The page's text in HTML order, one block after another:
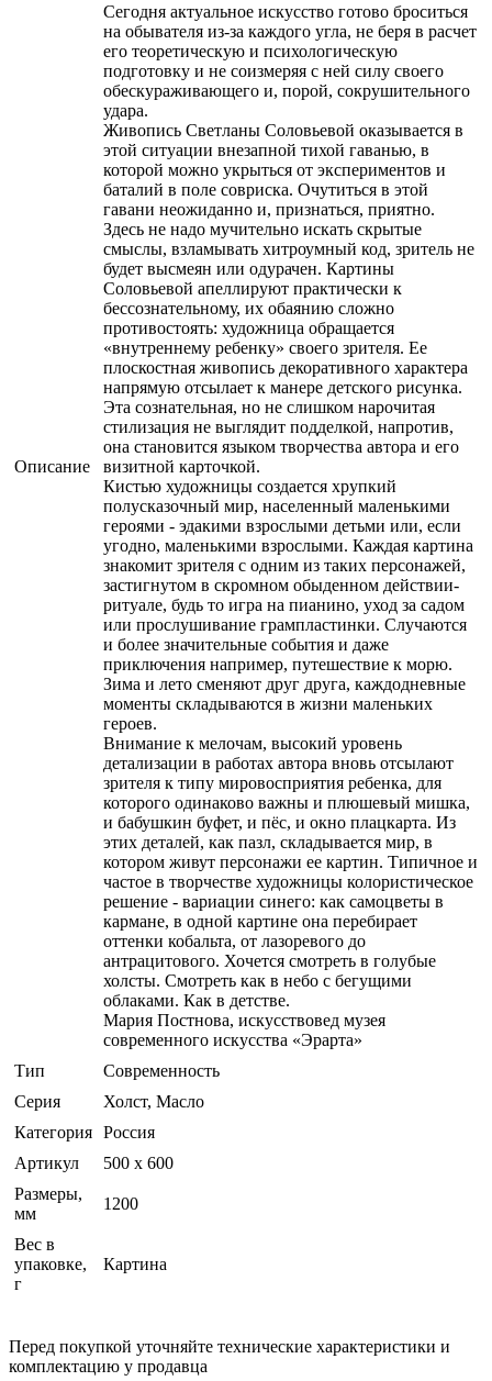
Описание
Сегодня актуальное искусство готово броситься
на обывателя из-за каждого угла, не беря в расчет
его теоретическую и психологическую
подготовку и не соизмеряя с ней силу своего
обескураживающего и, порой, сокрушительного
удара.
Живопись Светланы Соловьевой оказывается в
этой ситуации внезапной тихой гаванью, в
которой можно укрыться от экспериментов и
баталий в поле совриска. Очутиться в этой
гавани неожиданно и, признаться, приятно.
Здесь не надо мучительно искать скрытые
смыслы, взламывать хитроумный код, зритель не
будет высмеян или одурачен. Картины
Соловьевой апеллируют практически к
бессознательному, их обаянию сложно
противостоять: художница обращается
«внутреннему ребенку» своего зрителя. Ее
плоскостная живопись декоративного характера
напрямую отсылает к манере детского рисунка.
Эта сознательная, но не слишком нарочитая
стилизация не выглядит подделкой, напротив,
она становится языком творчества автора и его
визитной карточкой.
Кистью художницы создается хрупкий
полусказочный мир, населенный маленькими
героями - эдакими взрослыми детьми или, если
угодно, маленькими взрослыми. Каждая картина
знакомит зрителя с одним из таких персонажей,
застигнутом в скромном обыденном действии-
ритуале, будь то игра на пианино, уход за садом
или прослушивание грампластинки. Случаются
и более значительные события и даже
приключения например, путешествие к морю.
Зима и лето сменяют друг друга, каждодневные
моменты складываются в жизни маленьких
героев.
Внимание к мелочам, высокий уровень
детализации в работах автора вновь отсылают
зрителя к типу мировосприятия ребенка, для
которого одинаково важны и плюшевый мишка,
и бабушкин буфет, и пёс, и окно плацкарта. Из
этих деталей, как пазл, складывается мир, в
котором живут персонажи ее картин. Типичное и
частое в творчестве художницы колористическое
решение - вариации синего: как самоцветы в
кармане, в одной картине она перебирает
оттенки кобальта, от лазоревого до
антрацитового. Хочется смотреть в голубые
холсты. Смотреть как в небо с бегущими
облаками. Как в детстве.
Мария Постнова, искусствовед музея
современного искусства «Эрарта»
Тип
Современность
Серия
Холст, Масло
Категория Россия
Артикул
500 х 600
Размеры,
мм
1200
Вес в
упаковке,
г
Картина
Перед покупкой уточняйте технические характеристики и
комплектацию у продавца